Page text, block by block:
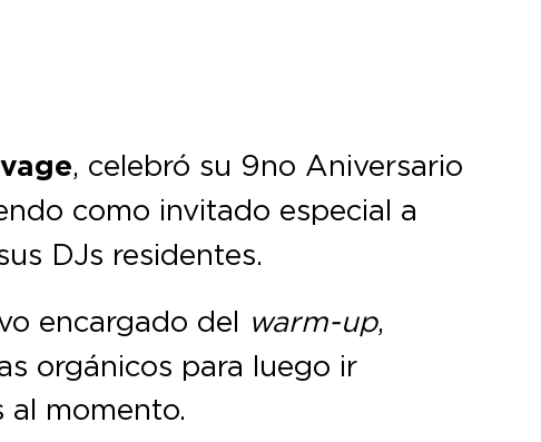
, celebró su 9no Aniversario
como invitado especial a
DJs residentes.
encargado del warm-up,
orgánicos para luego ir
al momento.